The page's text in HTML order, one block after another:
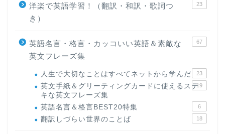
洋楽で英語学習！（翻訳・和訳・歌詞つ
き）
23
英語名言・格言・カッコいい英語＆素敵な
英文フレーズ集
67
人生で大切なことはすべてネットから学んだ 23
英文手紙＆グリーティングカードに使えるステ
キな英文フレーズ集
19
英語名言＆格言BEST20特集 6
翻訳しづらい世界のことば 18